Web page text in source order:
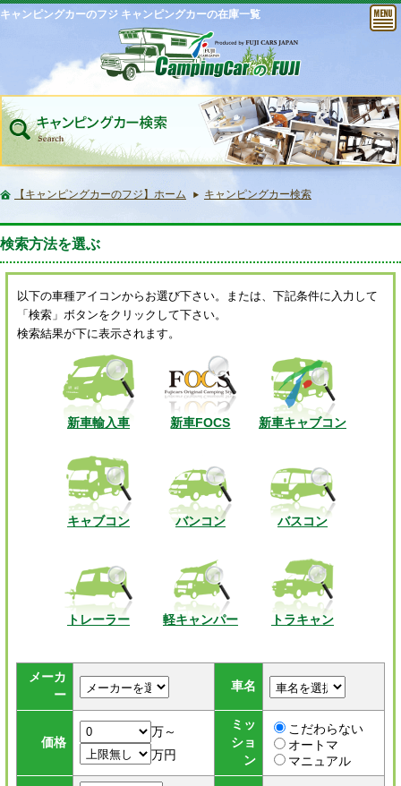
キャンピングカーのフジ キャンピングカーの在庫一覧
【キャンピングカーのフジ】ホーム キャンピングカー検索
検索方法を選ぶ
以下の車種アイコンからお選び下さい。または、下記条件に入力して
「検索」ボタンをクリックして下さい。
検索結果が下に表示されます。
新車輸入車 新車FOCS 新車キャブコン
キャブコン バンコン バスコン
トレーラー 軽キャンパー トラキャン
メーカ
ー
車名
価格
万～
万円
ミッ
ショ
ン
こだわらない
オートマ
マニュアル